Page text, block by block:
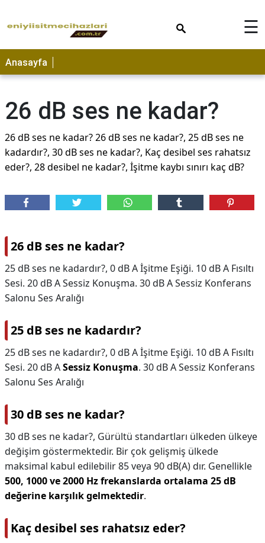
☰
Anasayfa
26 dB ses ne kadar?
26 dB ses ne kadar? 26 dB ses ne kadar?, 25 dB ses ne
kadardır?, 30 dB ses ne kadar?, Kaç desibel ses rahatsız
eder?, 28 desibel ne kadar?, İşitme kaybı sınırı kaç dB?
26 dB ses ne kadar?
25 dB ses ne kadardır?, 0 dB A İşitme Eşiği. 10 dB A Fısıltı
Sesi. 20 dB A Sessiz Konuşma. 30 dB A Sessiz Konferans
Salonu Ses Aralığı
25 dB ses ne kadardır?
25 dB ses ne kadardır?, 0 dB A İşitme Eşiği. 10 dB A Fısıltı
Sesi. 20 dB ASessiz Konuşma. 30 dB A Sessiz Konferans
Salonu Ses Aralığı
30 dB ses ne kadar?
30 dB ses ne kadar?, Gürültü standartları ülkeden ülkeye
değişim göstermektedir. Bir çok gelişmiş ülkede
maksimal kabul edilebilir 85 veya 90 dB(A) dır. Genellikle
500, 1000 ve 2000 Hz frekanslarda ortalama 25 dB
değerine karşılık gelmektedir.
Kaç desibel ses rahatsız eder?